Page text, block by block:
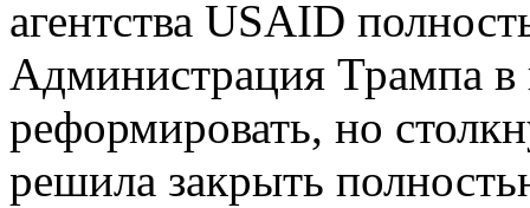
агентства USAID
Администрация Трампа в
реформировать, но
решила закрыть